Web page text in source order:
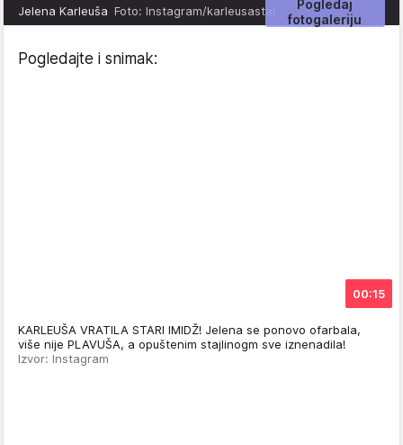
Pogledaj
fotogaleriju
Jelena Karleuša Foto: Instagram/karleusastar
Pogledajte i snimak:
00:15
KARLEUŠA VRATILA STARI IMIDŽ! Jelena se ponovo ofarbala,
više nije PLAVUŠA, a opuštenim stajlinogm sve iznenadila!
Izvor: Instagram